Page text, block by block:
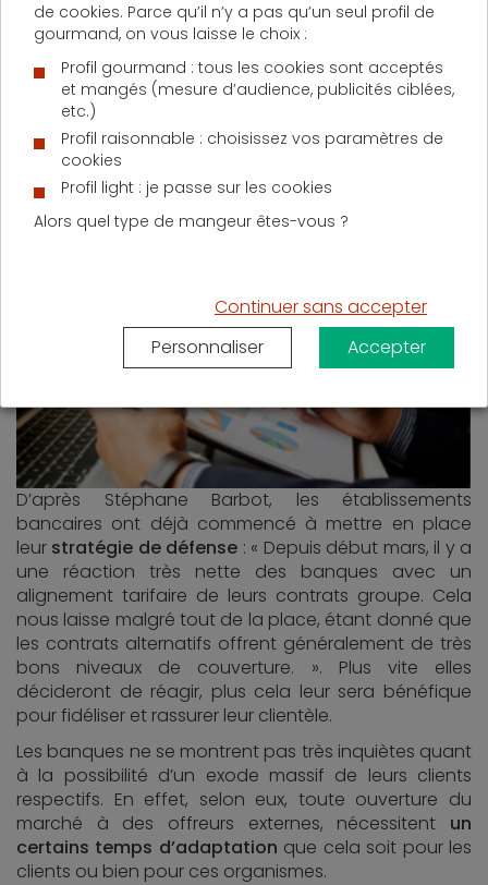
marché, les banques mettent en place leur stratégie
pour contrer l’offensive des acteurs tiers.
La stratégie des banques
Malgrès ce début de mouvement migratoire de la
part certains assurés, les prestataires « alternatifs »
n’ont pas encore percés sur le marché de
D’après Stéphane Barbot, les établissements
bancaires ont déjà commencé à mettre en place
leur stratégie de défense : « Depuis début mars, il y a
une réaction très nette des banques avec un
alignement tarifaire de leurs contrats groupe. Cela
nous laisse malgré tout de la place, étant donné que
les contrats alternatifs offrent généralement de très
bons niveaux de couverture. ». Plus vite elles
décideront de réagir, plus cela leur sera bénéfique
pour fidéliser et rassurer leur clientèle.
Les banques ne se montrent pas très inquiètes quant
à la possibilité d’un exode massif de leurs clients
respectifs. En effet, selon eux, toute ouverture du
marché à des offreurs externes, nécessitent un
certains temps d’adaptation que cela soit pour les
clients ou bien pour ces organismes.
de cookies. Parce qu’il n’y a pas qu’un seul profil de
gourmand, on vous laisse le choix :
Profil gourmand : tous les cookies sont acceptés
et mangés (mesure d’audience, publicités ciblées,
etc.)
Profil raisonnable : choisissez vos paramètres de
cookies
Profil light : je passe sur les cookies
Alors quel type de mangeur êtes-vous ?
Continuer sans accepter
Personnaliser
Accepter